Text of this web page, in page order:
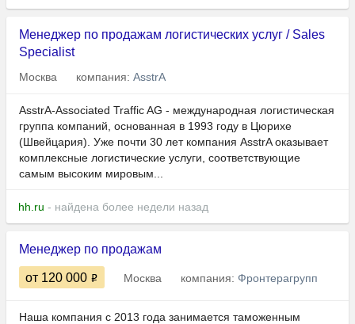
Менеджер по продажам логистических услуг / Sales
Specialist
Москва компания: AsstrA
AsstrA-Associated Traffic AG - международная логистическая
группа компаний, основанная в 1993 году в Цюрихе
(Швейцария). Уже почти 30 лет компания AsstrA оказывает
комплексные логистические услуги, соответствующие
самым высоким мировым...
hh.ru - найдена более недели назад
Менеджер по продажам
от 120 000 Москва компания: Фронтерагрупп
Наша компания с 2013 года занимается таможенным